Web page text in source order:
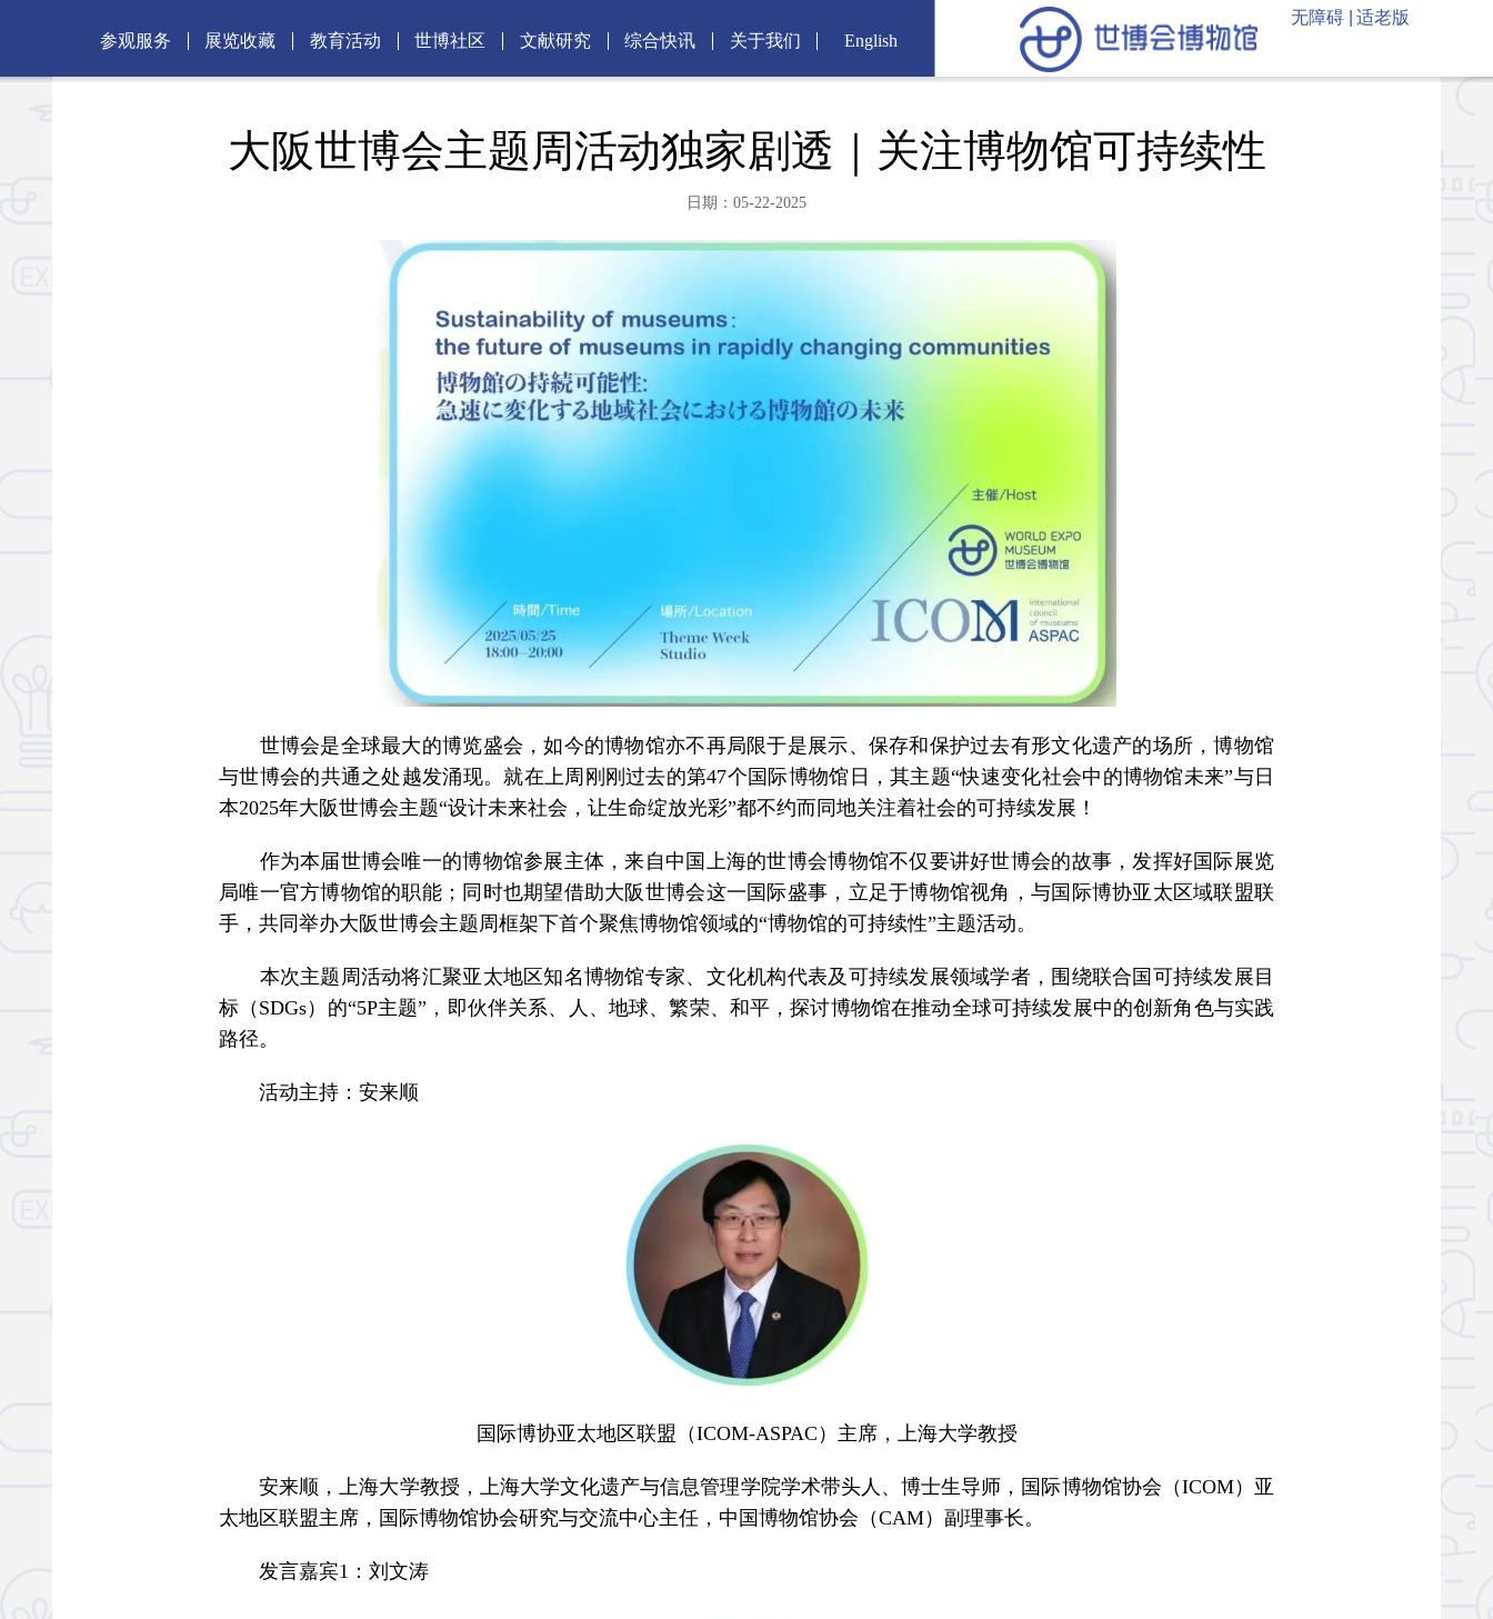
参观服务 展览收藏 教育活动 世博社区 文献研究 综合快讯 关于我们 English
无障碍 | 适老版
大阪世博会主题周活动独家剧透｜关注博物馆可持续性
日期：05-22-2025
世博会是全球最大的博览盛会，如今的博物馆亦不再局限于是展示、保存和保护过去有形文化遗产的场所，博物馆
与世博会的共通之处越发涌现。就在上周刚刚过去的第47个国际博物馆日，其主题“快速变化社会中的博物馆未来”与日
本2025年大阪世博会主题“设计未来社会，让生命绽放光彩”都不约而同地关注着社会的可持续发展！
作为本届世博会唯一的博物馆参展主体，来自中国上海的世博会博物馆不仅要讲好世博会的故事，发挥好国际展览
局唯一官方博物馆的职能；同时也期望借助大阪世博会这一国际盛事，立足于博物馆视角，与国际博协亚太区域联盟联
手，共同举办大阪世博会主题周框架下首个聚焦博物馆领域的“博物馆的可持续性”主题活动。
本次主题周活动将汇聚亚太地区知名博物馆专家、文化机构代表及可持续发展领域学者，围绕联合国可持续发展目
标（SDGs）的“5P主题”，即伙伴关系、人、地球、繁荣、和平，探讨博物馆在推动全球可持续发展中的创新角色与实践
路径。
活动主持：安来顺
国际博协亚太地区联盟（ICOM-ASPAC）主席，上海大学教授
安来顺，上海大学教授，上海大学文化遗产与信息管理学院学术带头人、博士生导师，国际博物馆协会（ICOM）亚
太地区联盟主席，国际博物馆协会研究与交流中心主任，中国博物馆协会（CAM）副理事长。
发言嘉宾1：刘文涛